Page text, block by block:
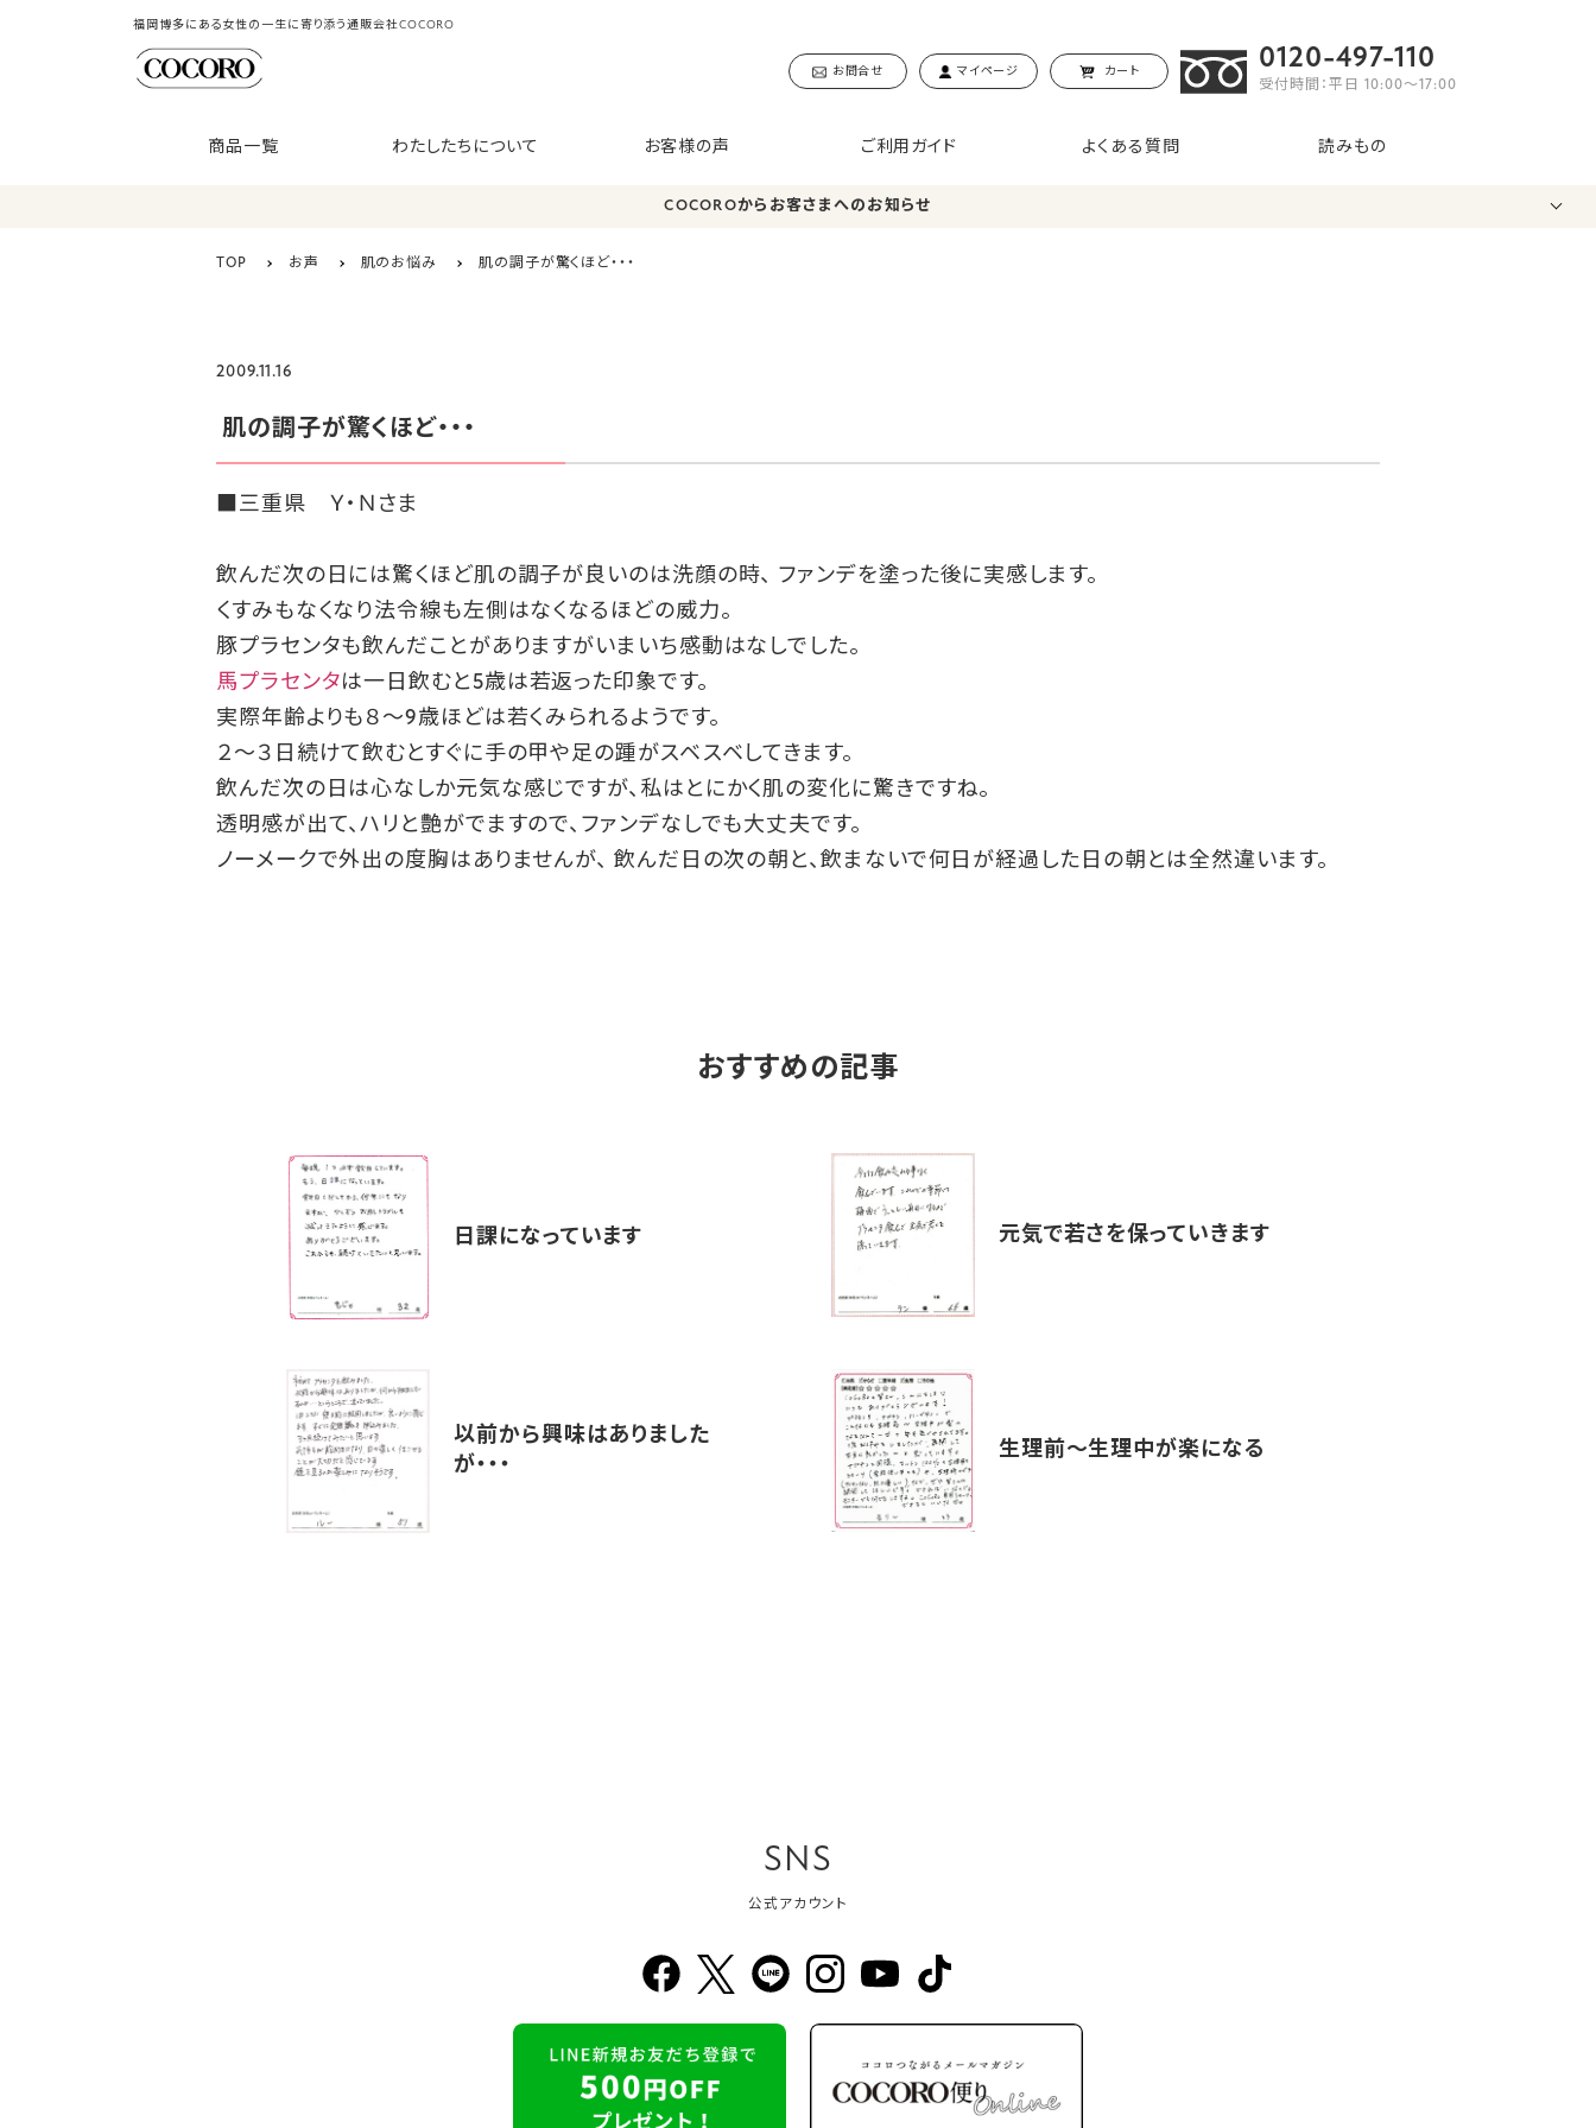
福岡博多にある女性の一生に寄り添う通販会社COCORO
お問合せ マイページ カート 0120-497-110
受付時間：平日 10:00〜17:00
商品一覧 わたしたちについて お客様の声 ご利用ガイド よくある質問 読みもの
COCOROからお客さまへのお知らせ
TOP お声 肌のお悩み 肌の調子が驚くほど・・・
2009.11.16
肌の調子が驚くほど・・・
■三重県 Ｙ・Ｎさま
飲んだ次の日には驚くほど肌の調子が良いのは洗顔の時、 ファンデを塗った後に実感します。
くすみもなくなり法令線も左側はなくなるほどの威力。
豚プラセンタも飲んだことがありますがいまいち感動はなしでした。
馬プラセンタは一日飲むと5歳は若返った印象です。
実際年齢よりも８～9歳ほどは若くみられるようです。
２～３日続けて飲むとすぐに手の甲や足の踵がスベスベしてきます。
飲んだ次の日は心なしか元気な感じですが、私はとにかく肌の変化に驚きですね。
透明感が出て、ハリと艶がでますので、ファンデなしでも大丈夫です。
ノーメークで外出の度胸はありませんが、 飲んだ日の次の朝と、飲まないで何日が経過した日の朝とは全然違います。
おすすめの記事
日課になっています 元気で若さを保っていきます
以前から興味はありました
が・・・
生理前～生理中が楽になる
SNS
公式アカウント